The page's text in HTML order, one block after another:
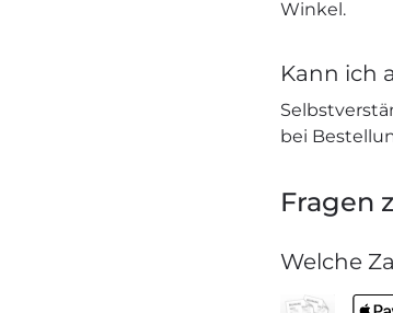
Winkel.
Kann ich
bei
Fragen
Welche